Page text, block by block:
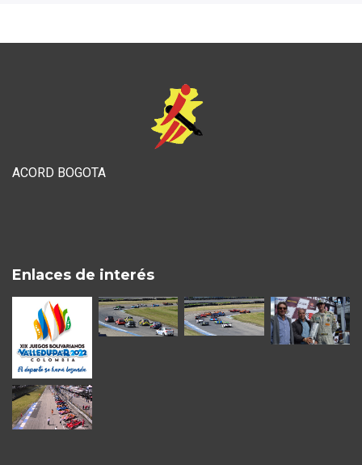
ACORD BOGOTA
Enlaces de interés